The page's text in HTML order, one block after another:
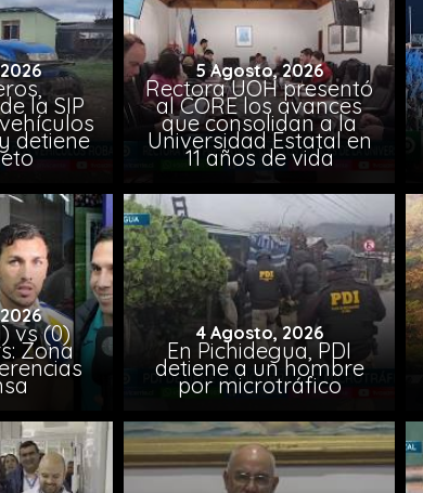
la SIP
detiene
5 Agosto, 2026
Rectora UOH presentó
al CORE los avances
que consolidan a la
Universidad Estatal en
11 años de vida
vs (0)
Zona
4 Agosto, 2026
En Pichidegua, PDI
detiene a un hombre
por microtráfico